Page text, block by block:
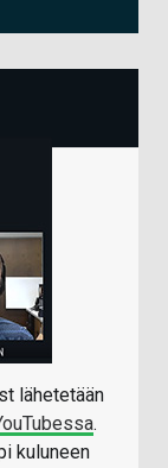
lähetetään
.
kuluneen